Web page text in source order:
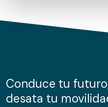
de cookies.
información sobre el uso
nuestros partners de redes
Conduce tu
desata tu